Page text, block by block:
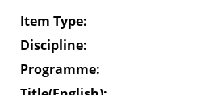
Item Type:
Discipline:
Programme: